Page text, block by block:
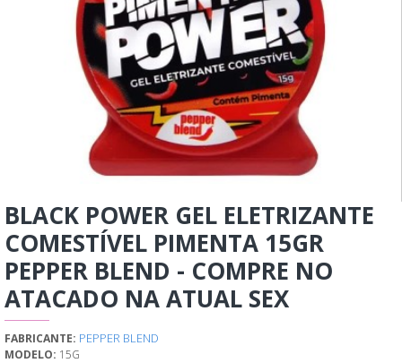
BLACK POWER GEL ELETRIZANTE
COMESTÍVEL PIMENTA 15GR
PEPPER BLEND - COMPRE NO
ATACADO NA ATUAL SEX
FABRICANTE: PEPPER BLEND
MODELO: 15G